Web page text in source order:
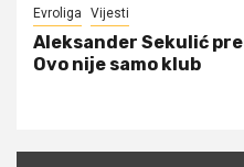
Evroliga Vijesti
Aleksander Sekulić
Ovo nije samo klub